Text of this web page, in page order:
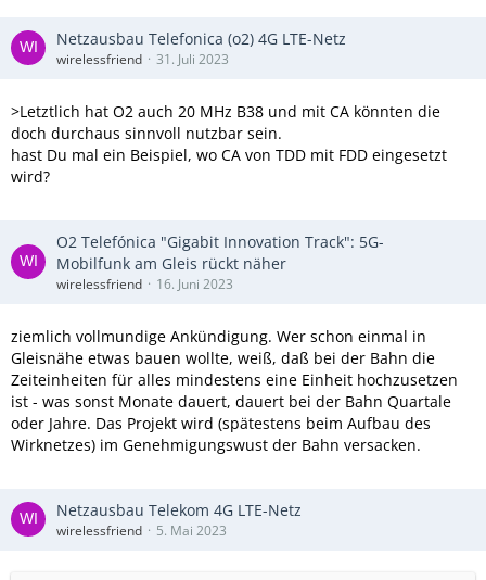
Netzausbau Telefonica (o2) 4G LTE-Netz
wirelessfriend 31. Juli 2023
>Letztlich hat O2 auch 20 MHz B38 und mit CA könnten die
doch durchaus sinnvoll nutzbar sein.
hast Du mal ein Beispiel, wo CA von TDD mit FDD eingesetzt
wird?
O2 Telefónica "Gigabit Innovation Track": 5G-
Mobilfunk am Gleis rückt näher
wirelessfriend 16. Juni 2023
ziemlich vollmundige Ankündigung. Wer schon einmal in
Gleisnähe etwas bauen wollte, weiß, daß bei der Bahn die
Zeiteinheiten für alles mindestens eine Einheit hochzusetzen
ist - was sonst Monate dauert, dauert bei der Bahn Quartale
oder Jahre. Das Projekt wird (spätestens beim Aufbau des
Wirknetzes) im Genehmigungswust der Bahn versacken.
Netzausbau Telekom 4G LTE-Netz
wirelessfriend 5. Mai 2023